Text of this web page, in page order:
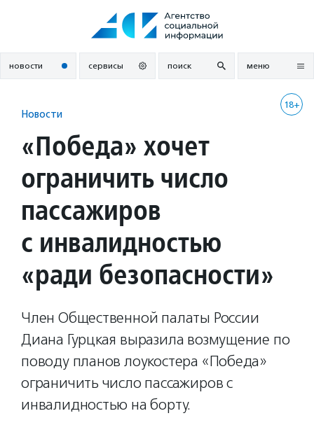
новости сервисы поиск меню
18+
Новости
«Победа» хочет
ограничить число
пассажиров
с инвалидностью
«ради безопасности»
Член Общественной палаты России
Диана Гурцкая выразила возмущение по
поводу планов лоукостера «Победа»
ограничить число пассажиров с
инвалидностью на борту.